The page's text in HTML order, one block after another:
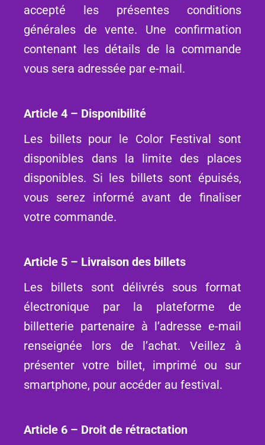
accepté les présentes conditions
générales de vente. Une confirmation
contenant les détails de la commande
vous sera adressée par e-mail.
Article 4 – Disponibilité
Les billets pour le Color Festival sont
disponibles dans la limite des places
disponibles. Si les billets sont épuisés,
vous serez informé avant de finaliser
votre commande.
Article 5 – Livraison des billets
Les billets sont délivrés sous format
électronique par la plateforme de
billetterie partenaire à l’adresse e-mail
renseignée lors de l’achat. Veillez à
présenter votre billet, imprimé ou sur
smartphone, pour accéder au festival.
Article 6 – Droit de rétractation